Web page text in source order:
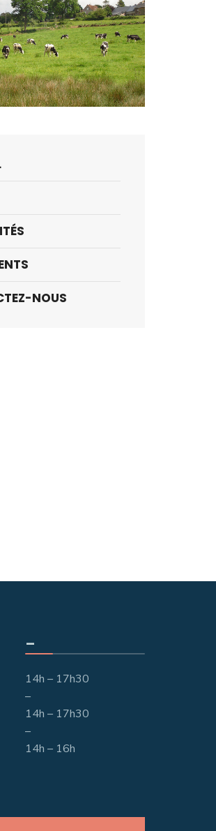
NOUS
14h – 17h30
–
14h – 17h30
–
14h – 16h